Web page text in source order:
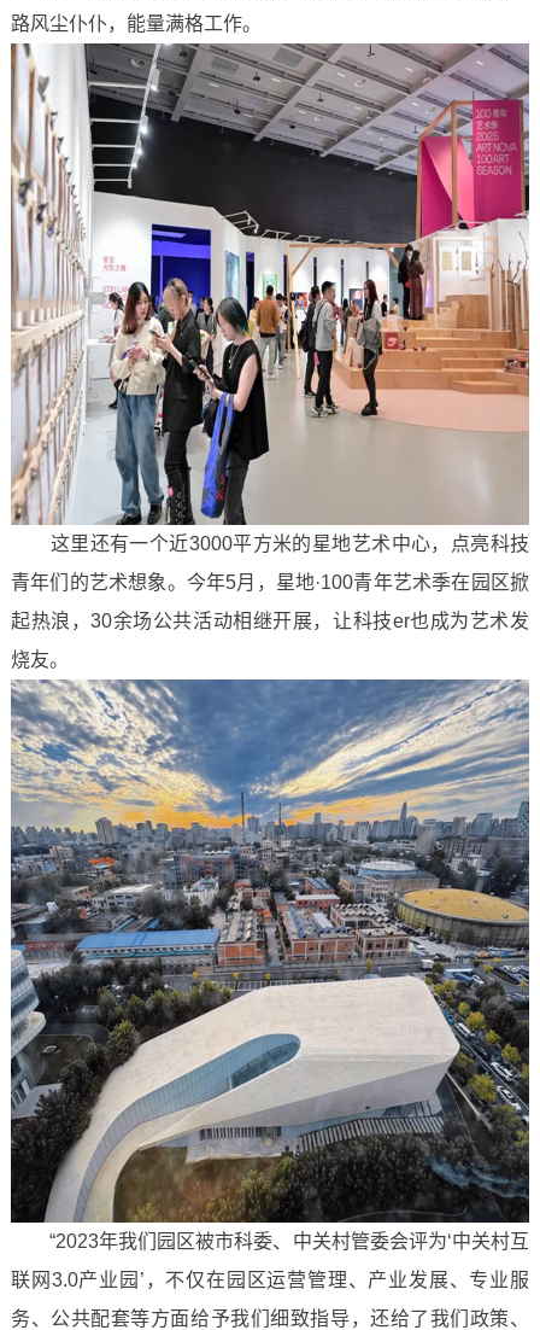
路风尘仆仆，能量满格工作。
这里还有一个近3000平方米的星地艺术中心，点亮科技
青年们的艺术想象。今年5月，星地·100青年艺术季在园区掀
起热浪，30余场公共活动相继开展，让科技er也成为艺术发
烧友。
“2023年我们园区被市科委、中关村管委会评为‘中关村互
联网3.0产业园’，不仅在园区运营管理、产业发展、专业服
务、公共配套等方面给予我们细致指导，还给了我们政策、